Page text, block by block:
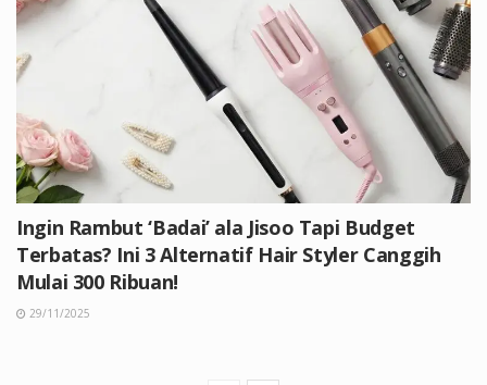
Ingin Rambut ‘Badai’ ala Jisoo Tapi Budget
Terbatas? Ini 3 Alternatif Hair Styler Canggih
Mulai 300 Ribuan!
29/11/2025